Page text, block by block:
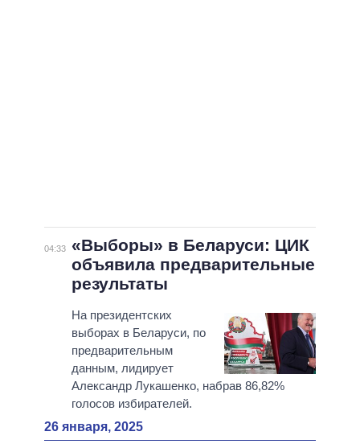
04:33
«Выборы» в Беларуси: ЦИК
объявила предварительные
результаты
На президентских
выборах в Беларуси, по
предварительным
данным, лидирует
Александр Лукашенко, набрав 86,82%
голосов избирателей.
26 января, 2025